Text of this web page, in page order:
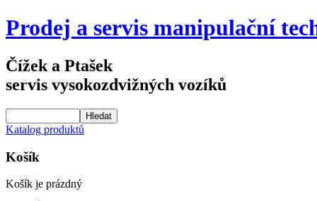
Prodej a servis manipulační
Čížek a Ptašek
servis vysokozdvižných vozíků
Katalog produktů
Košík
Košík je prázdný